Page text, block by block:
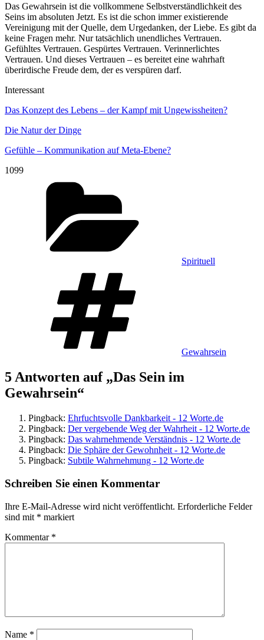
Das Gewahrsein ist die vollkommene Selbstverständlichkeit des
Seins im absoluten Jetzt. Es ist die schon immer existierende
Vereinigung mit der Quelle, dem Urgedanken, der Liebe. Es gibt da
keine Fragen mehr. Nur tatsächlich unendliches Vertrauen.
Gefühltes Vertrauen. Gespürtes Vertrauen. Verinnerlichtes
Vertrauen. Und dieses Vertrauen – es bereitet eine wahrhaft
überirdische Freude dem, der es verspüren darf.
Interessant
Das Konzept des Lebens – der Kampf mit Ungewissheiten?
Die Natur der Dinge
Gefühle – Kommunikation auf Meta-Ebene?
1099
Spirituell
Gewahrsein
5 Antworten auf „Das Sein im
Gewahrsein“
Pingback: Ehrfuchtsvolle Dankbarkeit - 12 Worte.de
Pingback: Der vergebende Weg der Wahrheit - 12 Worte.de
Pingback: Das wahrnehmende Verständnis - 12 Worte.de
Pingback: Die Sphäre der Gewohnheit - 12 Worte.de
Pingback: Subtile Wahrnehmung - 12 Worte.de
Schreiben Sie einen Kommentar
Ihre E-Mail-Adresse wird nicht veröffentlicht. Erforderliche Felder
sind mit * markiert
Kommentar *
Name *